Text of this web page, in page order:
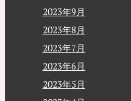
2023年9月
2023年8月
2023年7月
2023年6月
2023年5月